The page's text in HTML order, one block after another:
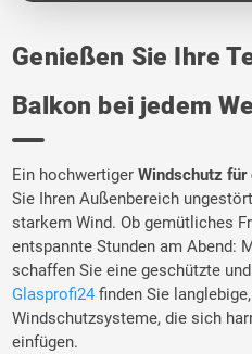
Genießen Sie Ihre
Balkon bei jedem
Ein hochwertigerWindschutz für
Sie Ihren Außenbereich
starkem Wind. Ob gemütliches
entspannte Stunden am Abend:
schaffen Sie eine geschützte
Glasprofi24 finden Sie
Windschutzsysteme, die sich
einfügen.